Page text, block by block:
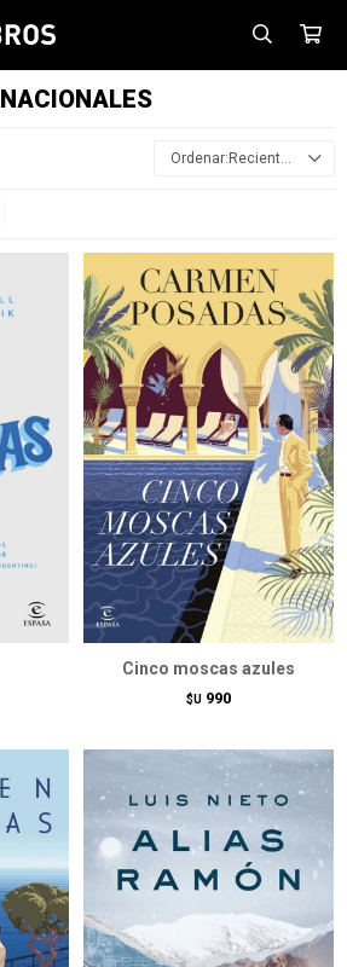
NACIONALES
Recientes
Cinco moscas azules
$U 990